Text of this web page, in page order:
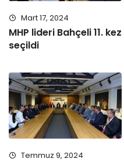
Mart 17, 2024
MHP lideri Bahçeli 11. kez
seçildi
Temmuz 9, 2024